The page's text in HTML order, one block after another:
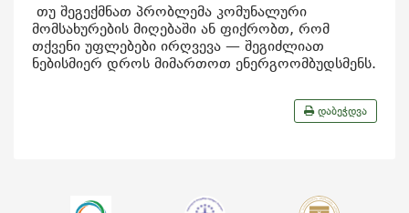
თუ შეგექმნათ პრობლემა კომუნალური
მომსახურების მიღებაში ან ფიქრობთ, რომ
თქვენი უფლებები ირღვევა — შეგიძლიათ
ნებისმიერ დროს მიმართოთ ენერგოომბუდსმენს.
დაბეჭდვა